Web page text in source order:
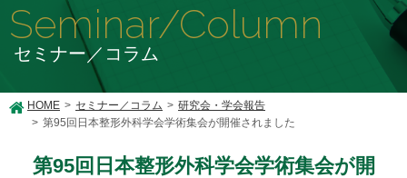
Seminar/Column
セミナー／コラム
HOME セミナー／コラム
研究会・学会報告
第95回日本整形外科学会学術集会が開催されました
第95回日本整形外科学会学術集会が開